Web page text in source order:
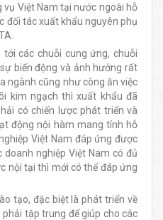
Việt Nam tại nước ngoài hỗ
đối tác xuất khẩu nguyên phụ
các chuỗi cung ứng, chuỗi
biến động và ảnh hưởng rất
ngành cũng như công ăn việc
kim ngạch thì xuất khẩu đã
có chiến lược phát triển và
động nội hàm mang tính hỗ
Việt Nam đáp ứng được
nghiệp Việt Nam có đủ
nội tại thì mới có thể đáp ứng
tạo, đặc biệt là phát triển về
tập trung để giúp cho các